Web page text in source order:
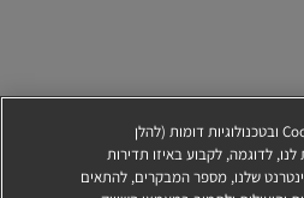
אתר זה משתמש בקובצי Cookie ובטכנולוגיות דומות (להלן
לדוגמה, לקבוע באיזו תדירות
שלנו, מספר המבקרים, להתאים